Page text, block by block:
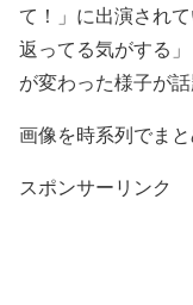
て！」に出演され
返ってる気がする
が変わった様子が話
画像を時系列でまと
スポンサーリンク